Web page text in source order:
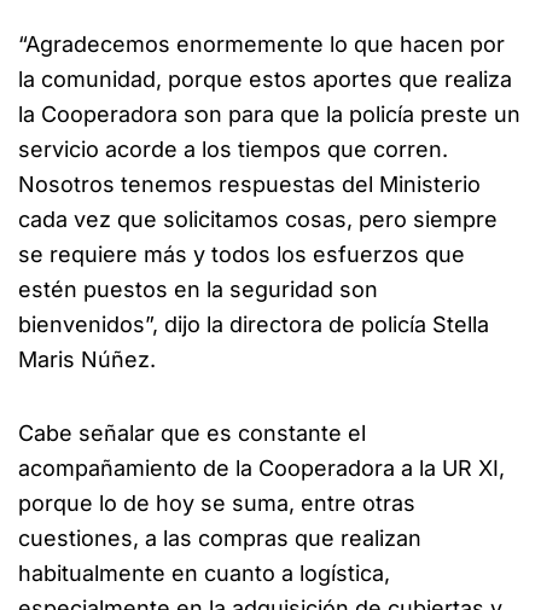
“Agradecemos enormemente lo que hacen por
la comunidad, porque estos aportes que realiza
la Cooperadora son para que la policía preste un
servicio acorde a los tiempos que corren.
Nosotros tenemos respuestas del Ministerio
cada vez que solicitamos cosas, pero siempre
se requiere más y todos los esfuerzos que
estén puestos en la seguridad son
bienvenidos”, dijo la directora de policía Stella
Maris Núñez.
Cabe señalar que es constante el
acompañamiento de la Cooperadora a la UR XI,
porque lo de hoy se suma, entre otras
cuestiones, a las compras que realizan
habitualmente en cuanto a logística,